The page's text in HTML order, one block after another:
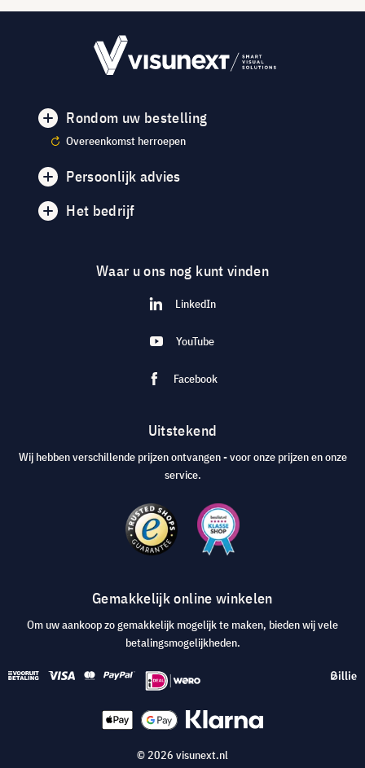
Rondom uw bestelling
Overeenkomst herroepen
Persoonlijk advies
Het bedrijf
Waar u ons nog kunt vinden
LinkedIn
YouTube
Facebook
Uitstekend
Wij hebben verschillende prijzen ontvangen - voor onze prijzen en onze
service.
Gemakkelijk online winkelen
Om uw aankoop zo gemakkelijk mogelijk te maken, bieden wij vele
betalingsmogelijkheden.
© 2026 visunext.nl